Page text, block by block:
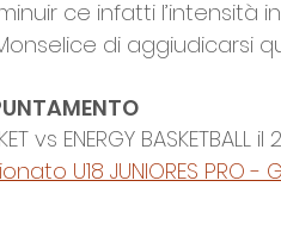
ce infatti
di aggiudicarsi
vs ENERGY
U18 JUNIORES PRO -